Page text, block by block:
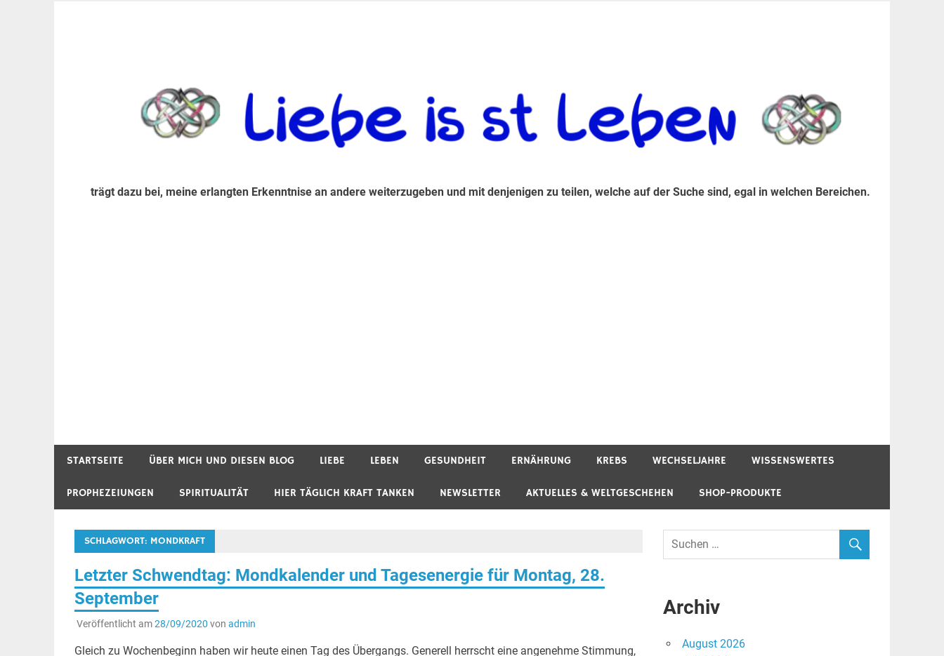
trägt dazu bei, meine erlangten Erkenntnise an andere weiterzugeben und mit denjenigen zu teilen, welche auf der Suche sind, egal in welchen Bereichen.
STARTSEITE ÜBER MICH UND DIESEN BLOG LIEBE LEBEN GESUNDHEIT ERNÄHRUNG KREBS WECHSELJAHRE WISSENSWERTES
PROPHEZEIUNGEN SPIRITUALITÄT HIER TÄGLICH KRAFT TANKEN NEWSLETTER AKTUELLES & WELTGESCHEHEN SHOP-PRODUKTE
SCHLAGWORT: MONDKRAFT
Letzter Schwendtag: Mondkalender und Tagesenergie für Montag, 28.
September
Veröffentlicht am28/09/2020 von admin
Gleich zu Wochenbeginn haben wir heute einen Tag des Übergangs. Generell herrscht eine angenehme Stimmung,
Archiv
August 2026